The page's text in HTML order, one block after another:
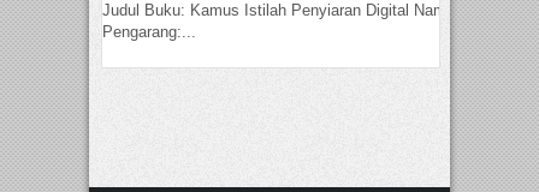
Judul Buku: Kamus Istilah Penyiaran Digital Nama
Pengarang:...